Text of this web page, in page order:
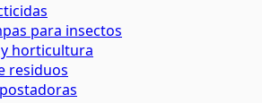
para insectos
horticultura
residuos